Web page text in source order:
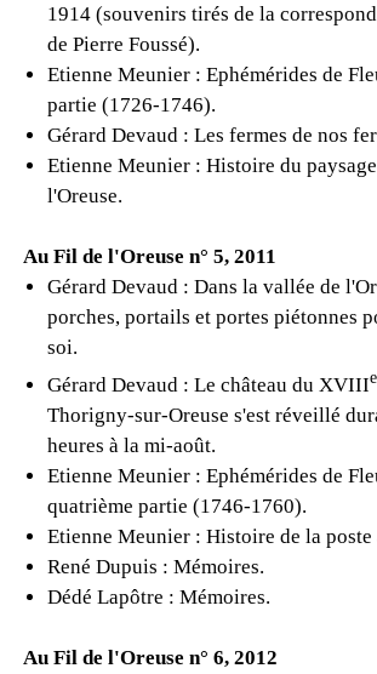
1914 (souvenirs tirés de la
de Pierre Foussé).
Etienne Meunier : Ephémérides de
partie (1726-1746).
Gérard Devaud : Les fermes de nos
Etienne Meunier : Histoire du
l'Oreuse.
Au Fil de l'Oreuse n° 5, 2011
Gérard Devaud : Dans la vallée de
porches, portails et portes piétonnes
soi.
Gérard Devaud : Le château du XVIIIe
Thorigny-sur-Oreuse s'est réveillé
heures à la mi-août.
Etienne Meunier : Ephémérides de
quatrième partie (1746-1760).
Etienne Meunier : Histoire de la
René Dupuis : Mémoires.
Dédé Lapôtre : Mémoires.
Au Fil de l'Oreuse n° 6, 2012